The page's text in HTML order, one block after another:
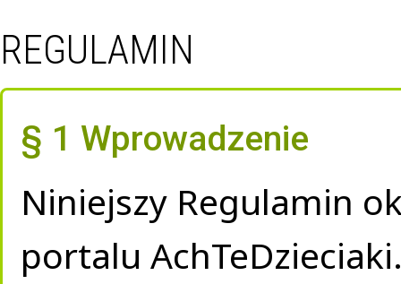
REGULAMIN
§ 1 Wprowadzenie
Niniejszy Regulamin
portalu